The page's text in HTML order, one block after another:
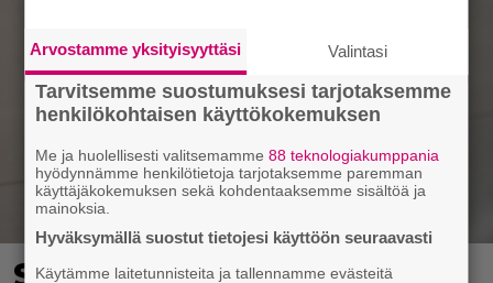
Arvostamme yksityisyyttäsi Valintasi
Tarvitsemme suostumuksesi tarjotaksemme
henkilökohtaisen käyttökokemuksen
Me ja huolellisesti valitsemamme88 teknologiakumppania
hyödynnämme henkilötietoja tarjotaksemme paremman
käyttäjäkokemuksen sekä kohdentaaksemme sisältöä ja
mainoksia.
Hyväksymällä suostut tietojesi käyttöön seuraavasti
Käytämme laitetunnisteita ja tallennamme evästeitä